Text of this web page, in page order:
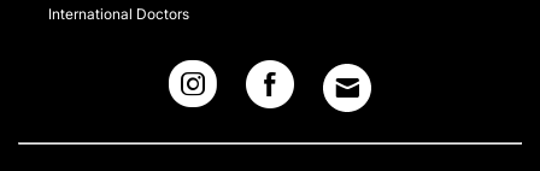
International Doctors